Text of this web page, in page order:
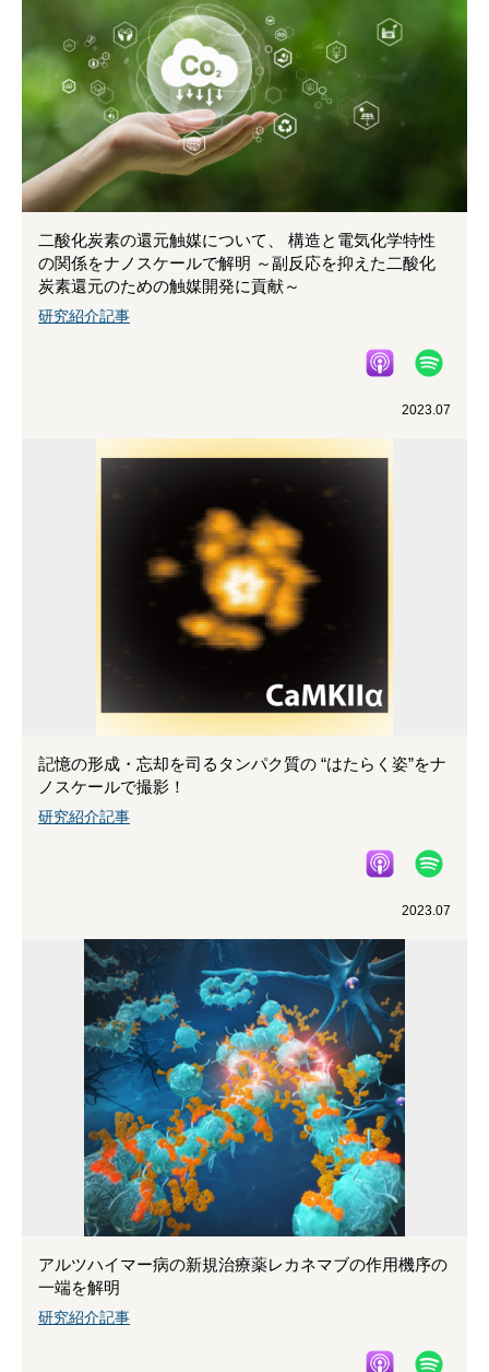
二酸化炭素の還元触媒について、 構造と電気化学特性
の関係をナノスケールで解明 ～副反応を抑えた二酸化
炭素還元のための触媒開発に貢献～
研究紹介記事
2023.07
記憶の形成・忘却を司るタンパク質の “はたらく姿”をナ
ノスケールで撮影！
研究紹介記事
2023.07
アルツハイマー病の新規治療薬レカネマブの作用機序の
一端を解明
研究紹介記事